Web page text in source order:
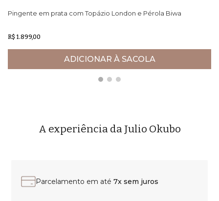
Pingente em prata com Topázio London e Pérola Biwa
R$ 1.899,00
ADICIONAR À SACOLA
A experiência da Julio Okubo
Parcelamento em até 7x sem juros